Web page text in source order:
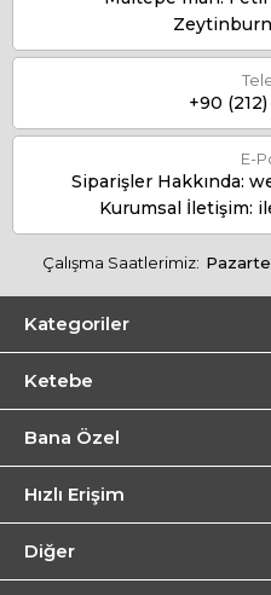
+90
E-
Siparişler Hakkında:
Kurumsal İletişim:
Çalışma Saatlerimiz:
Kategoriler
Ketebe
Bana Özel
Hızlı Erişim
Diğer